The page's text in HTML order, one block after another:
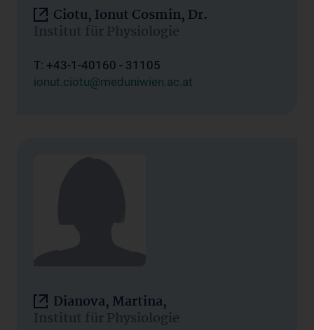
Ciotu, Ionut Cosmin, Dr.
Institut für Physiologie
T: +43-1-40160 - 31105
ionut.ciotu@meduniwien.ac.at
Dianova, Martina,
Institut für Physiologie